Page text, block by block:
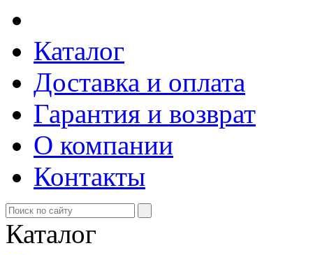
Каталог
Доставка и оплата
Гарантия и возврат
О компании
Контакты
Каталог